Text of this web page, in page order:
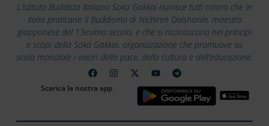
L’Istituto Buddista Italiano Soka Gakkai riunisce tutti coloro che in
Italia praticano il Buddismo di Nichiren Daishonin, maestro
giapponese del 13esimo secolo, e che si riconoscono nei principi
e scopi della Soka Gakkai, organizzazione che promuove su
scala mondiale i valori della pace, della cultura e dell’educazione.
Scarica la nostra app